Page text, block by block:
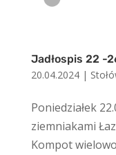
Jadłospis 22 -
20.04.2024|
Poniedziałek
ziemniakami
Kompot